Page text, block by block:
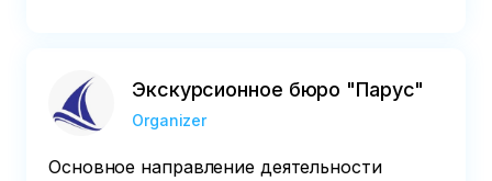
Экскурсионное бюро "Парус"
Organizer
Основное направление деятельности